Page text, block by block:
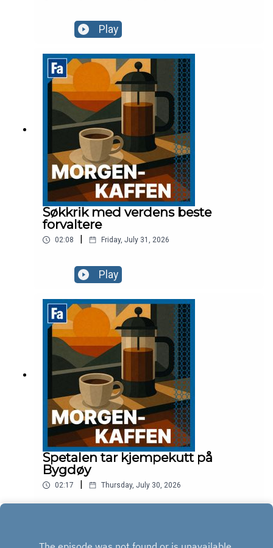
Play
Søkkrik med verdens beste
forvaltere
02:08 Friday, July 31, 2026
Play
Spetalen tar kjempekutt på
Bygdøy
02:17 Thursday, July 30, 2026